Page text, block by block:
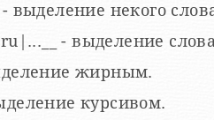
- выделение некого
- выделение
жирным.
курсивом.